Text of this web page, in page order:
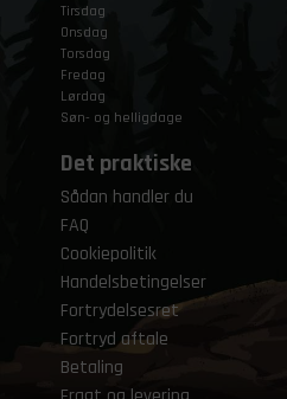
Tirsdag
Onsdag
Torsdag
Fredag
Lørdag
Søn- og helligdage
Det praktiske
Sådan handler du
FAQ
Cookiepolitik
Handelsbetingelser
Fortrydelsesret
Fortryd aftale
Betaling